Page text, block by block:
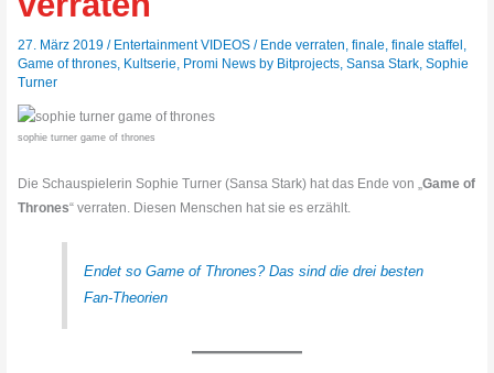
27. März 2019/ Entertainment VIDEOS / Ende verraten ,finale ,finale staffel
Game of thrones Kultserie Promi News by Bitprojects ,Sansa Stark ,Sophie
Turner
sophie turner game of thrones
Die Schauspielerin Sophie Turner (Sansa Stark) hat das Ende von „Game of
Thrones“ verraten. Diesen Menschen hat sie es erzählt.
Endet so Game of Thrones? Das sind die drei besten
Fan-Theorien